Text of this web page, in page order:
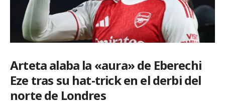
Arteta alaba la «aura» de Eberechi
Eze tras su hat-trick en el derbi del
norte de Londres